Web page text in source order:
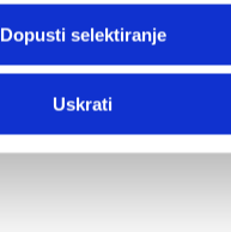
Dopusti selektiranje
Uskrati